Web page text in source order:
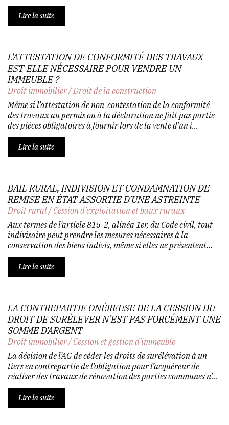
Lire la suite
L'ATTESTATION DE CONFORMITÉ DES TRAVAUX
EST-ELLE NÉCESSAIRE POUR VENDRE UN
IMMEUBLE ?
Droit immobilier/Droit de la construction
Même si l’attestation de non-contestation de la conformité
des travaux au permis ou à la déclaration ne fait pas partie
des pièces obligatoires à fournir lors de la vente d’un i...
Lire la suite
BAIL RURAL, INDIVISION ET CONDAMNATION DE
REMISE EN ÉTAT ASSORTIE D’UNE ASTREINTE
Droit rural/Cession d'exploitation et baux ruraux
Aux termes de l’article 815-2, alinéa 1er, du Code civil, tout
indivisaire peut prendre les mesures nécessaires à la
conservation des biens indivis, même si elles ne présentent...
Lire la suite
LA CONTREPARTIE ONÉREUSE DE LA CESSION DU
DROIT DE SURÉLEVER N’EST PAS FORCÉMENT UNE
SOMME D’ARGENT
Droit immobilier/Cession et gestion d'immeuble
La décision de l’AG de céder les droits de surélévation à un
tiers en contrepartie de l’obligation pour l’acquéreur de
réaliser des travaux de rénovation des parties communes n’...
Lire la suite